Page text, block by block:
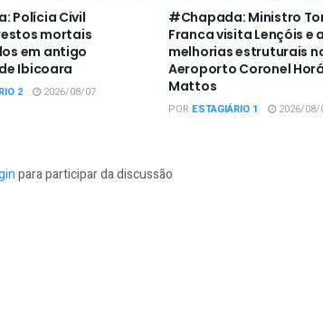
Polícia Civil
mortais
em antigo
Ibicoara
2 2026/08/07
#Chapada: Ministro
Franca visita Lençóis e
melhorias estruturais
Aeroporto Coronel
Mattos
POR ESTAGIÁRIO 1 2026/08/
para participar da discussão